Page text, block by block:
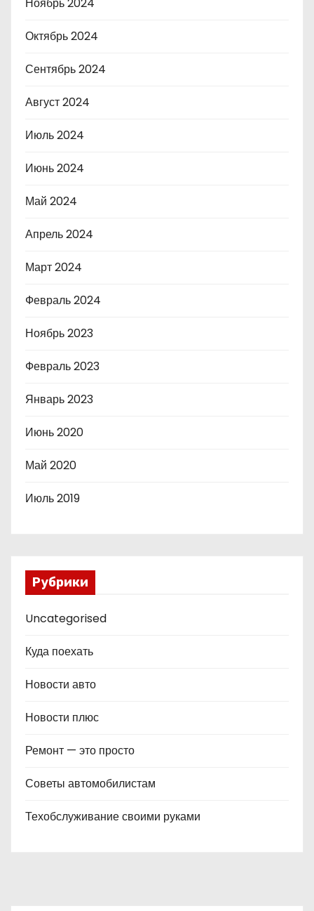
Октябрь 2024
Сентябрь 2024
Август 2024
Июль 2024
Июнь 2024
Май 2024
Апрель 2024
Март 2024
Февраль 2024
Ноябрь 2023
Февраль 2023
Январь 2023
Июнь 2020
Май 2020
Июль 2019
Рубрики
Uncategorised
Куда поехать
Новости авто
Новости плюс
Ремонт — это просто
Советы автомобилистам
Техобслуживание своими руками